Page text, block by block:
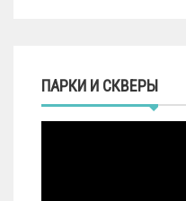
ПАРКИ И СКВЕРЫ